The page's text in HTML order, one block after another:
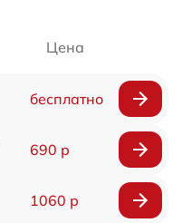
Цена
бесплатно
690 р
1060 р